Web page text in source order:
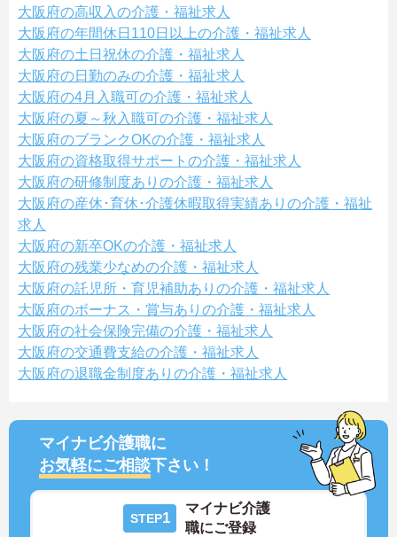
大阪府の高収入の介護・福祉求人
大阪府の年間休日110日以上の介護・福祉求人
大阪府の土日祝休の介護・福祉求人
大阪府の日勤のみの介護・福祉求人
大阪府の4月入職可の介護・福祉求人
大阪府の夏～秋入職可の介護・福祉求人
大阪府のブランクOKの介護・福祉求人
大阪府の資格取得サポートの介護・福祉求人
大阪府の研修制度ありの介護・福祉求人
大阪府の産休･育休･介護休暇取得実績ありの介護・福祉
求人
大阪府の新卒OKの介護・福祉求人
大阪府の残業少なめの介護・福祉求人
大阪府の託児所・育児補助ありの介護・福祉求人
大阪府のボーナス・賞与ありの介護・福祉求人
大阪府の社会保険完備の介護・福祉求人
大阪府の交通費支給の介護・福祉求人
大阪府の退職金制度ありの介護・福祉求人
マイナビ介護職に
お気軽にご相談下さい！
STEP1
マイナビ介護
職にご登録